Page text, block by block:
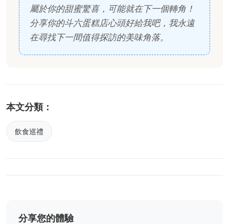
屬於你的甜蜜驚喜，可能就在下一個轉角！
分享你的斗六蛋糕店心頭好給我吧，我永遠
在尋找下一間值得探訪的美味角落。
本文分類：
飲食巡禮
分享您的體驗